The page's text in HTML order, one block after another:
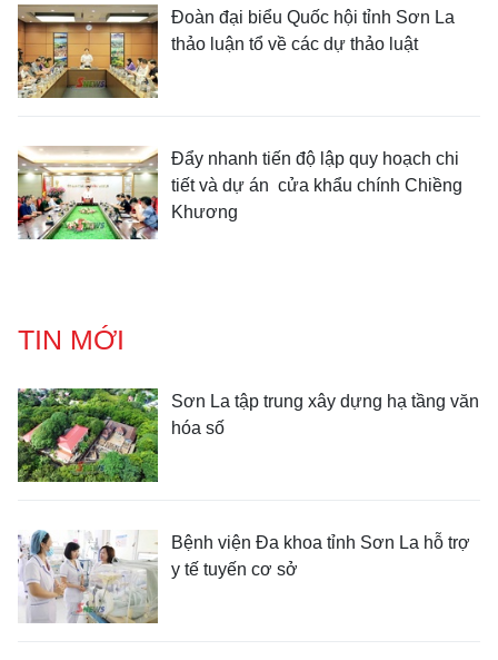
Đoàn đại biểu Quốc hội tỉnh Sơn La
thảo luận tổ về các dự thảo luật
Đẩy nhanh tiến độ lập quy hoạch chi
tiết và dự án cửa khẩu chính Chiềng
Khương
TIN MỚI
Sơn La tập trung xây dựng hạ tầng văn
hóa số
Bệnh viện Đa khoa tỉnh Sơn La hỗ trợ
y tế tuyến cơ sở